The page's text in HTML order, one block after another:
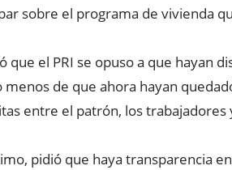
sobre el programa de vivienda
que el PRI se opuso a que hayan
menos de que ahora hayan
entre el patrón, los trabajadores
pidió que haya transparencia